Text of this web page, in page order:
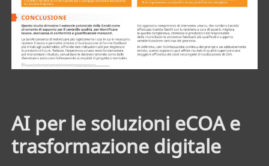
AI per le soluzioni eCOA e
trasformazione digitale